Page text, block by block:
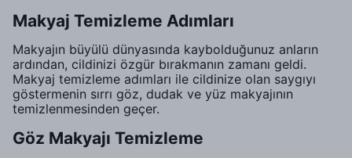
Makyaj Temizleme Adımları
Makyajın büyülü dünyasında kaybolduğunuz anların
ardından, cildinizi özgür bırakmanın zamanı geldi.
Makyaj temizleme adımları ile cildinize olan saygıyı
göstermenin sırrı göz, dudak ve yüz makyajının
temizlenmesinden geçer.
Göz Makyajı Temizleme